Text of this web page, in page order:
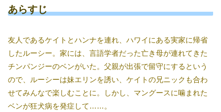
あらすじ
友人であるケイトとハンナを連れ、ハワイにある実家に帰省
したルーシー。家には、言語学者だった亡き母が連れてきた
チンパンジーのベンがいた。父親が出張で留守にするという
ので、ルーシーは妹エリンを誘い、ケイトの兄ニックも合わ
せてみんなで楽しむことに。しかし、マングースに噛まれた
ベンが狂犬病を発症して……。